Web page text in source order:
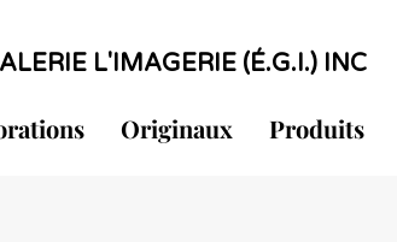
L'IMAGERIE (É.G.I.) INC
Originaux Produits